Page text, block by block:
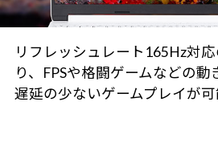
リフレッシュレート165Hz対
り、FPSや格闘ゲームなどの
遅延の少ないゲームプレイが可